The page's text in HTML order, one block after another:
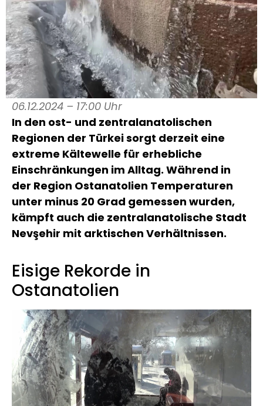
06.12.2024 – 17:00 Uhr
In den ost- und zentralanatolischen
Regionen der Türkei sorgt derzeit eine
extreme Kältewelle für erhebliche
Einschränkungen im Alltag. Während in
der Region Ostanatolien Temperaturen
unter minus 20 Grad gemessen wurden,
kämpft auch die zentralanatolische Stadt
Nevşehir mit arktischen Verhältnissen.
Eisige Rekorde in
Ostanatolien